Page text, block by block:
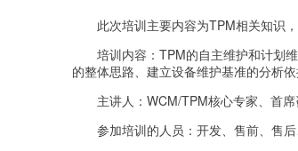
此次培训主要内容为TPM相关知识
培训内容：TPM的自主维护和计划
的整体思路、建立设备维护基准的分析
主讲人：WCM/TPM核心专家、首
参加培训的人员：开发、售前、售